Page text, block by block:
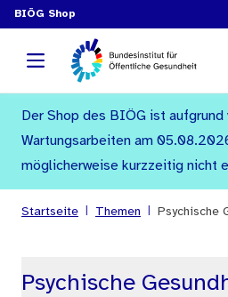
BIÖG Shop
Der Shop des BIÖG ist aufgrund
Wartungsarbeiten am
möglicherweise kurzzeitig nicht
Startseite Themen Psychische
Psychische